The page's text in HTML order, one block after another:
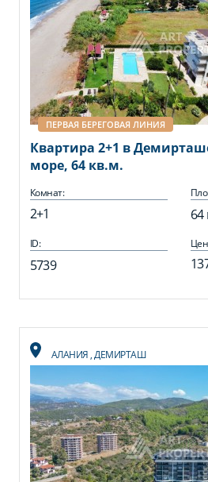
ПЕРВАЯ БЕРЕГОВАЯ ЛИНИЯ
Квартира 2+1 в
море, 64 кв.м.
Комнат:
2+1 64
ID:
5739
АЛАНИЯ,ДЕМИРТАШ